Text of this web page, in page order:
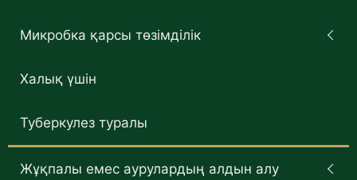
Микробка қарсы төзімділік
Халық үшін
Туберкулез туралы
Жұқпалы емес аурулардың алдын алу